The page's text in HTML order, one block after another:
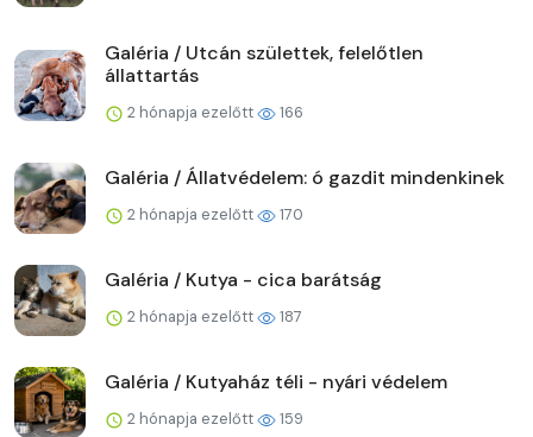
Galéria / Utcán születtek, felelőtlen
állattartás
2 hónapja ezelőtt 166
Galéria / Állatvédelem: ó gazdit mindenkinek
2 hónapja ezelőtt 170
Galéria / Kutya - cica barátság
2 hónapja ezelőtt 187
Galéria / Kutyaház téli - nyári védelem
2 hónapja ezelőtt 159